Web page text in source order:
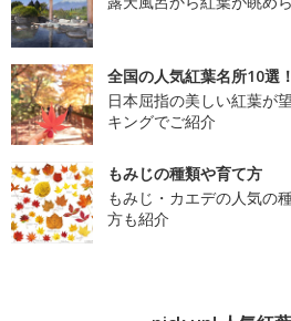
全国の人気紅葉名所10選！
日本屈指の美しい紅葉が
キングでご紹介
もみじの種類や育て方
もみじ・カエデの人気の
方も紹介